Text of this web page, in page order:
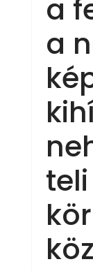
a
a
teli